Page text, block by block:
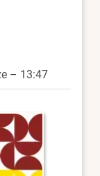
– 13:47